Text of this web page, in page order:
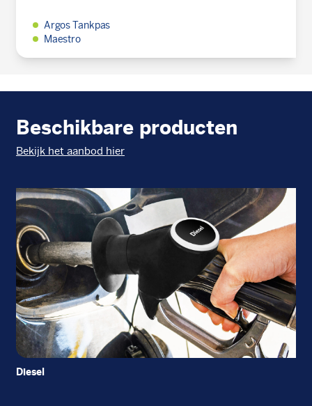
Argos Tankpas
Maestro
Beschikbare producten
Bekijk het aanbod hier
Diesel